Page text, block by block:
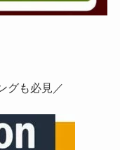
グも必見／